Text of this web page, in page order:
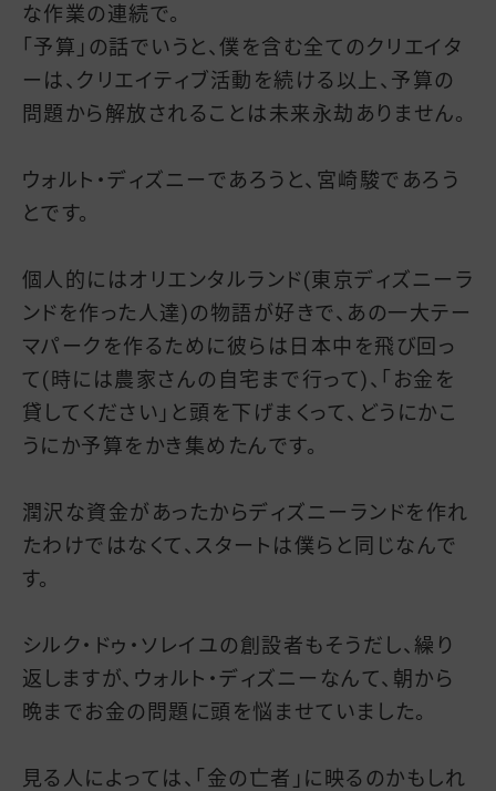
な作業の連続で。
「予算」の話でいうと、僕を含む全てのクリエイタ
ーは、クリエイティブ活動を続ける以上、予算の
問題から解放されることは未来永劫ありません。
ウォルト・ディズニーであろうと、宮崎駿であろう
とです。
個人的にはオリエンタルランド(東京ディズニーラ
ンドを作った人達)の物語が好きで、あの一大テー
マパークを作るために彼らは日本中を飛び回っ
て(時には農家さんの自宅まで行って)、「お金を
貸してください」と頭を下げまくって、どうにかこ
うにか予算をかき集めたんです。
潤沢な資金があったからディズニーランドを作れ
たわけではなくて、スタートは僕らと同じなんで
す。
シルク・ドゥ・ソレイユの創設者もそうだし、繰り
返しますが、ウォルト・ディズニーなんて、朝から
晩までお金の問題に頭を悩ませていました。
見る人によっては、「金の亡者」に映るのかもしれ